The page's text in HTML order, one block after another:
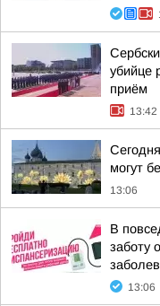
убийце
приём
13:42
могут
13:06
В
заботу
13:06